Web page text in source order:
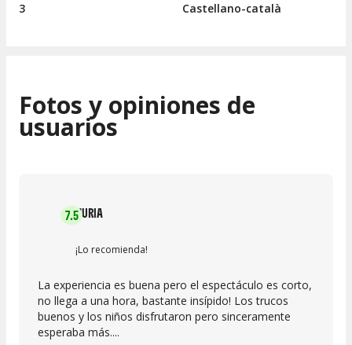
3
Castellano-català
Fotos y opiniones de
usuarios
7.5NURIA
¡Lo recomienda!
La experiencia es buena pero el espectáculo es corto,
no llega a una hora, bastante insípido! Los trucos
buenos y los niños disfrutaron pero sinceramente
esperaba más....